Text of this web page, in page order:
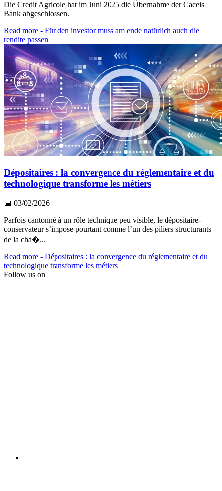
Die Credit Agricole hat im Juni 2025 die Übernahme der Caceis
Bank abgeschlossen.
Read more - Für den investor muss am ende natürlich auch die
rendite passen
Dépositaires : la convergence du réglementaire et du
technologique transforme les métiers
📅 03/02/2026 –
Parfois cantonné à un rôle technique peu visible, le dépositaire-
conservateur s’impose pourtant comme l’un des piliers structurants
de la cha�...
Read more - Dépositaires : la convergence du réglementaire et du
technologique transforme les métiers
Follow us on